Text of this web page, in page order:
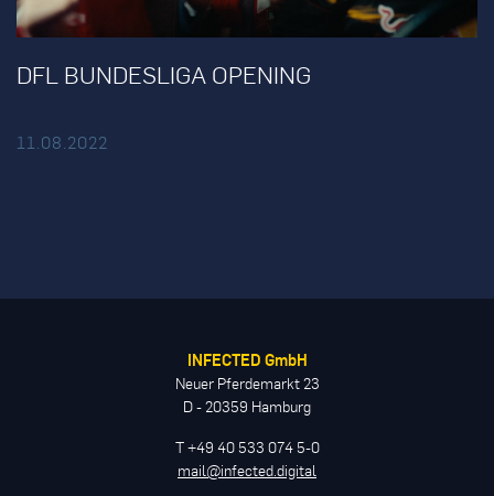
DFL BUNDESLIGA OPENING
11.08.2022
INFECTED GmbH
Neuer Pferdemarkt 23
D - 20359 Hamburg
T +49 40 533 074 5-0
mail@infected.digital